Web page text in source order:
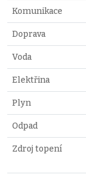
Komunikace
Doprava
Voda
Elektřina
Plyn
Odpad
Zdroj topení